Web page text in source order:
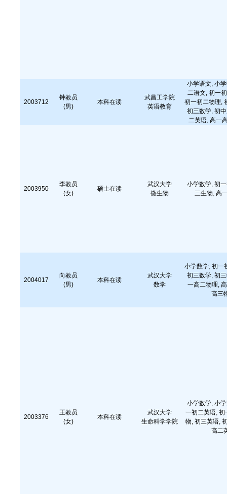
2003712
钟教员
(男)
本科在读
武昌工学院
英语教育
小学语文, 小
二语文, 初一
初一初二物理,
初三数学, 初
二英语, 高一
2003950
李教员
(女)
硕士在读
武汉大学
微生物
小学数学, 初
三生物, 高
2004017
向教员
(男)
本科在读
武汉大学
数学
小学数学, 初一
初三数学, 初
一高二物理,
高三
2003376
王教员
(女)
本科在读
武汉大学
生命科学学院
小学数学, 小
一初二英语, 初
物, 初三英语,
高二